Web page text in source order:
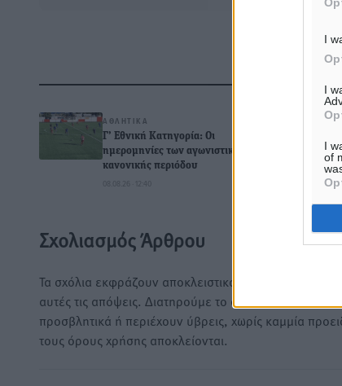
I
I
I
of
ΑΘΛΗΤΙΚΆ
Γ’ Εθνική Κατηγορία: Οι
ημερομηνίες των αγωνιστικών της
κανονικής περιόδου
08.08.26 · 12:40
Σχολιασμός Άρθρου
Τα σχόλια εκφράζουν αποκλειστικά τον εκάστοτε
αυτές τις απόψεις. Διατηρούμε το δικαίωμα να
προσβλητικά ή περιέχουν ύβρεις, χωρίς καμμία
τους όρους χρήσης αποκλείονται.